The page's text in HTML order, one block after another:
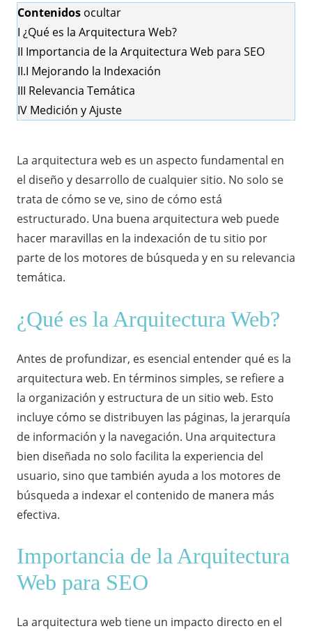
Contenidos ocultar
I ¿Qué es la Arquitectura Web?
II Importancia de la Arquitectura Web para SEO
II.I Mejorando la Indexación
III Relevancia Temática
IV Medición y Ajuste
La arquitectura web es un aspecto fundamental en
el diseño y desarrollo de cualquier sitio. No solo se
trata de cómo se ve, sino de cómo está
estructurado. Una buena arquitectura web puede
hacer maravillas en la indexación de tu sitio por
parte de los motores de búsqueda y en su relevancia
temática.
¿Qué es la Arquitectura Web?
Antes de profundizar, es esencial entender qué es la
arquitectura web. En términos simples, se refiere a
la organización y estructura de un sitio web. Esto
incluye cómo se distribuyen las páginas, la jerarquía
de información y la navegación. Una arquitectura
bien diseñada no solo facilita la experiencia del
usuario, sino que también ayuda a los motores de
búsqueda a indexar el contenido de manera más
efectiva.
Importancia de la Arquitectura
Web para SEO
La arquitectura web tiene un impacto directo en el